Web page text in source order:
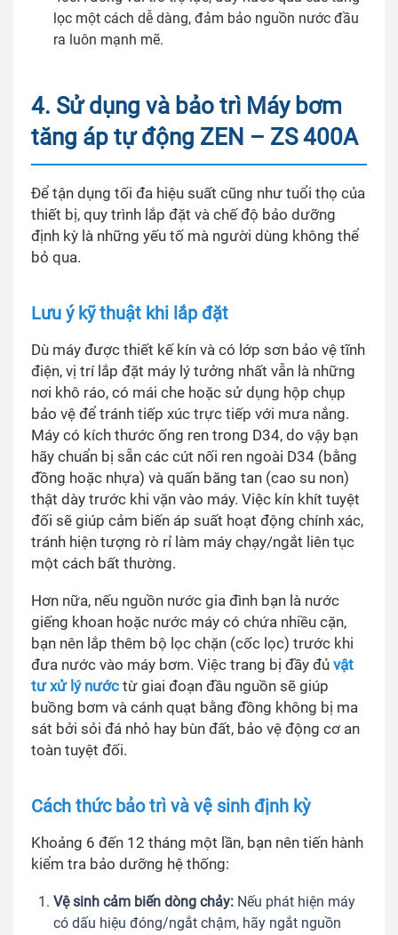
lọc một cách dễ dàng, đảm bảo nguồn nước đầu
ra luôn mạnh mẽ.
4. Sử dụng và bảo trì Máy bơm
tăng áp tự động ZEN – ZS 400A
Để tận dụng tối đa hiệu suất cũng như tuổi thọ của
thiết bị, quy trình lắp đặt và chế độ bảo dưỡng
định kỳ là những yếu tố mà người dùng không thể
bỏ qua.
Lưu ý kỹ thuật khi lắp đặt
Dù máy được thiết kế kín và có lớp sơn bảo vệ tĩnh
điện, vị trí lắp đặt máy lý tưởng nhất vẫn là những
nơi khô ráo, có mái che hoặc sử dụng hộp chụp
bảo vệ để tránh tiếp xúc trực tiếp với mưa nắng.
Máy có kích thước ống ren trong D34, do vậy bạn
hãy chuẩn bị sẵn các cút nối ren ngoài D34 (bằng
đồng hoặc nhựa) và quấn băng tan (cao su non)
thật dày trước khi vặn vào máy. Việc kín khít tuyệt
đối sẽ giúp cảm biến áp suất hoạt động chính xác,
tránh hiện tượng rò rỉ làm máy chạy/ngắt liên tục
một cách bất thường.
Hơn nữa, nếu nguồn nước gia đình bạn là nước
giếng khoan hoặc nước máy có chứa nhiều cặn,
bạn nên lắp thêm bộ lọc chặn (cốc lọc) trước khi
đưa nước vào máy bơm. Việc trang bị đầy đủ vật
tư xử lý nước từ giai đoạn đầu nguồn sẽ giúp
buồng bơm và cánh quạt bằng đồng không bị ma
sát bởi sỏi đá nhỏ hay bùn đất, bảo vệ động cơ an
toàn tuyệt đối.
Cách thức bảo trì và vệ sinh định kỳ
Khoảng 6 đến 12 tháng một lần, bạn nên tiến hành
kiểm tra bảo dưỡng hệ thống:
Vệ sinh cảm biến dòng chảy: Nếu phát hiện máy
có dấu hiệu đóng/ngắt chậm, hãy ngắt nguồn